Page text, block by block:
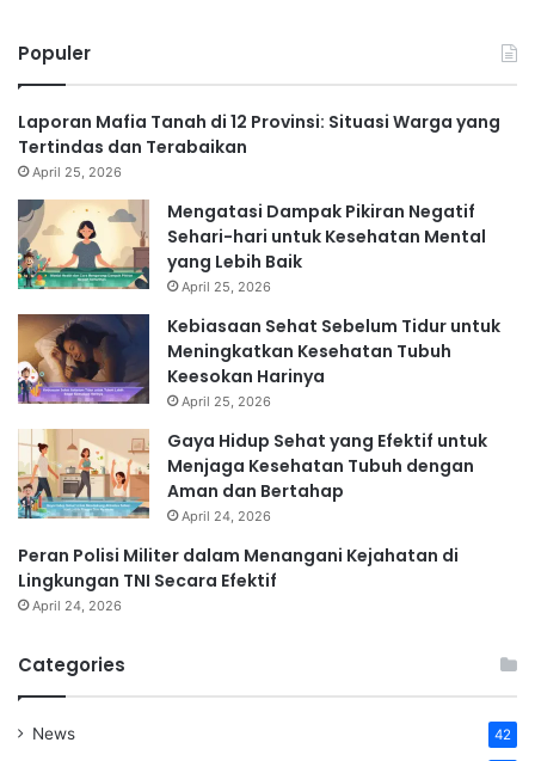
Populer
Laporan Mafia Tanah di 12 Provinsi: Situasi Warga yang
Tertindas dan Terabaikan
April 25, 2026
Mengatasi Dampak Pikiran Negatif
Sehari-hari untuk Kesehatan Mental
yang Lebih Baik
April 25, 2026
Kebiasaan Sehat Sebelum Tidur untuk
Meningkatkan Kesehatan Tubuh
Keesokan Harinya
April 25, 2026
Gaya Hidup Sehat yang Efektif untuk
Menjaga Kesehatan Tubuh dengan
Aman dan Bertahap
April 24, 2026
Peran Polisi Militer dalam Menangani Kejahatan di
Lingkungan TNI Secara Efektif
April 24, 2026
Categories
News 42